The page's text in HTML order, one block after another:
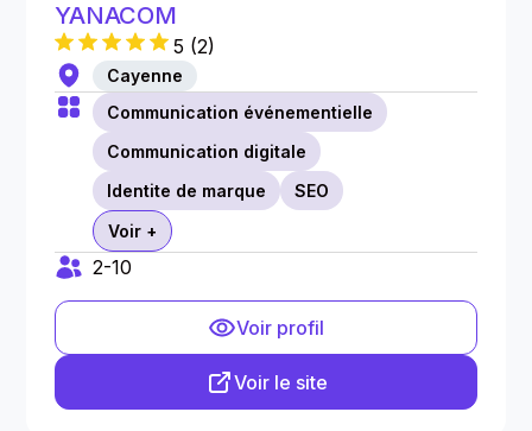
YANACOM
5 (2)
Cayenne
Communication événementielle
Communication digitale
Identite de marque
SEO
Voir +
2-10
Voir profil
Voir le site